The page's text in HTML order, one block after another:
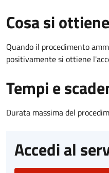
Cosa si ottiene
Quando il procedimento
positivamente si ottiene
Tempi e
Durata massima del
Accedi al